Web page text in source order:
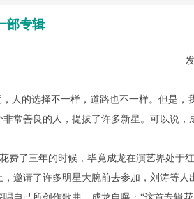
部专辑
的选择不一样，道路也不一样。但是，
常善良的人，提拔了许多新星。可以说
了三年的时候，毕竟成龙在演艺界处于
邀请了许多明星大腕前去参加，刘涛等人